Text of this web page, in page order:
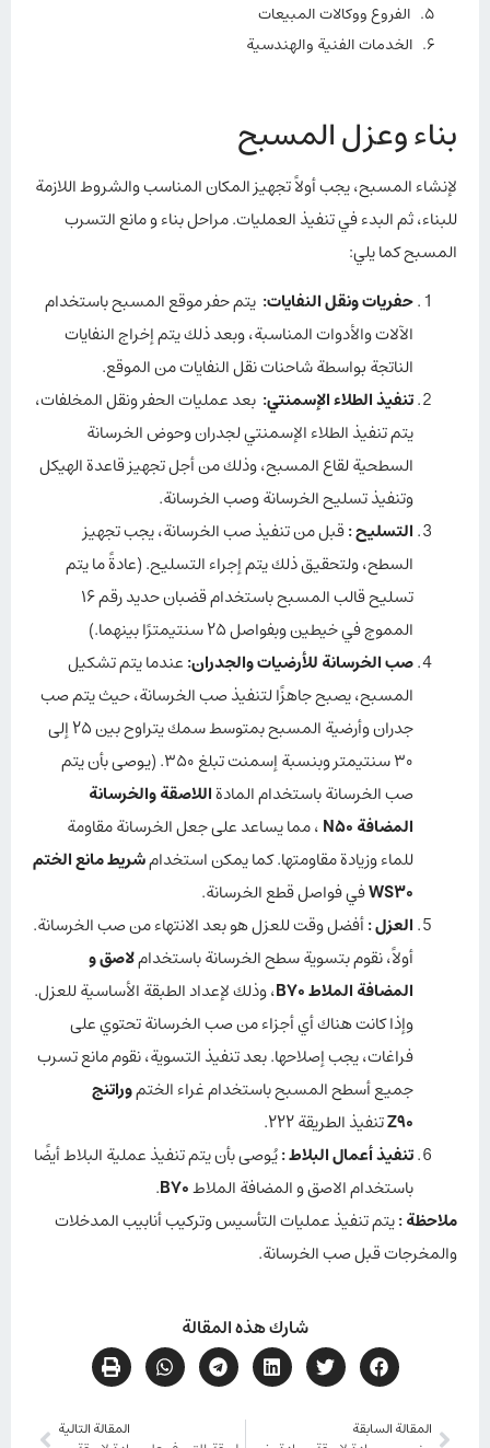
الفروع ووكالات المبيعات
الخدمات الفنية والهندسية
بناء وعزل المسبح
لإنشاء المسبح، يجب أولاً تجهيز المكان المناسب والشروط اللازمة
للبناء، ثم البدء في تنفيذ العمليات. مراحل بناء و مانع التسرب
المسبح كما يلي:
حفريات ونقل النفايات: يتم حفر موقع المسبح باستخدام
الآلات والأدوات المناسبة، وبعد ذلك يتم إخراج النفايات
الناتجة بواسطة شاحنات نقل النفايات من الموقع.
تنفيذ الطلاء الإسمنتي: بعد عمليات الحفر ونقل المخلفات،
يتم تنفيذ الطلاء الإسمنتي لجدران وحوض الخرسانة
السطحية لقاع المسبح، وذلك من أجل تجهيز قاعدة الهيكل
وتنفيذ تسليح الخرسانة وصب الخرسانة.
التسليح:قبل من تنفيذ صب الخرسانة، يجب تجهيز
السطح، ولتحقيق ذلك يتم إجراء التسليح. (عادةً ما يتم
تسليح قالب المسبح باستخدام قضبان حديد رقم 16
المموج في خيطين وبفواصل 25 سنتيمترًا بينهما.)
صب الخرسانة للأرضيات والجدران:عندما يتم تشكيل
المسبح، يصبح جاهزًا لتنفيذ صب الخرسانة، حيث يتم صب
جدران وأرضية المسبح بمتوسط سمك يتراوح بين 25 إلى
30 سنتيمتر وبنسبة إسمنت تبلغ 350. (يوصى بأن يتم
صب الخرسانة باستخدام المادةاللاصقة والخرسانة
المضافة N50
، مما يساعد على جعل الخرسانة مقاومة
للماء وزيادة مقاومتها. كما يمكن استخدامشريط مانع الختم
WS30في فواصل قطع الخرسانة.
العزل:أفضل وقت للعزل هو بعد الانتهاء من صب الخرسانة.
أولاً، نقوم بتسوية سطح الخرسانة باستخداملاصق و
المضافة الملاط B70
، وذلك لإعداد الطبقة الأساسية للعزل.
وإذا كانت هناك أي أجزاء من صب الخرسانة تحتوي على
فراغات، يجب إصلاحها. بعد تنفيذ التسوية، نقوم مانع تسرب
جميع أسطح المسبح باستخدام غراء الختموراتنج
Z90تنفيذ الطريقة 222.
تنفيذ أعمال البلاط:يُوصى بأن يتم تنفيذ عملية البلاط أيضًا
باستخدام الاصق و المضافة الملاطB70
.
ملاحظة:يتم تنفيذ عمليات التأسيس وتركيب أنابيب المدخلات
والمخرجات قبل صب الخرسانة.
شارك هذه المقالة
المقالة السابقة المقالة التالية